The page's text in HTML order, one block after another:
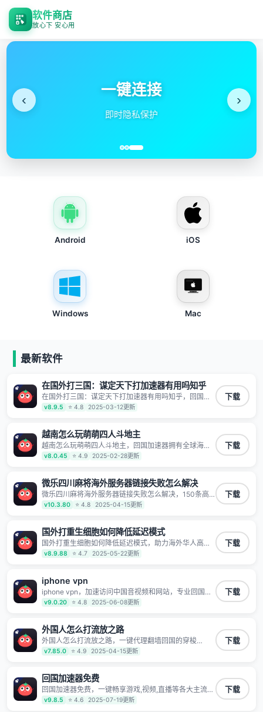
软件商店
放心下 安心用
一键连接
即时隐私保护
‹ ›
Android iOS
Windows Mac
最新软件
在国外打三国：谋定天下打加速器有用吗知乎
在国外打三国：谋定天下打加速器有用吗知乎，回国加
速器拥有全球海量节点覆盖，运营商专线不卡顿超稳
定，专为海外华人和留学生打造，帮助海外华人免除地
频、听高品质音乐。
v8.9.5 ⭐ 4.8 2025-03-12更新
下载
越南怎么玩萌萌四人斗地主
越南怎么玩萌萌四人斗地主，回国加速器拥有全球海量
节点覆盖，运营商专线不卡顿超稳定，专为海外华人和
留学生打造，帮助海外华人免除地域限制，随时高速稳
v8.0.45 ⭐ 4.9 2025-02-28更新
下载
微乐四川麻将海外服务器链接失败怎么解决
微乐四川麻将海外服务器链接失败怎么解决，150条高
速回国线路 自有高速中转节点 无需注册 一键连接 提供
高速线路 应用内直达视频音乐app,快人一步 应用模式
持高速同时确保数据不泄露 阻止第三方对数据进行窃取
和监听
v10.3.80 ⭐ 4.8 2025-04-15更新
下载
国外打重生细胞如何降低延迟模式
国外打重生细胞如何降低延迟模式，助力海外华人高速
访问国内网络，快速开启国内各直播平台,解决国内视
频、音乐卡顿问题；更能加速海量国服游戏，超低延迟
v8.9.88 ⭐ 4.7 2025-05-22更新
下载
iphone vpn
iphone vpn，加速访问中国音视频和网站，专业回国加
速器，帮你加速访问优酷、bilibili、腾讯视频、爱奇艺
等，加速国服游戏，例如原神、阴阳师、和平精英、使
舟、战双帕弥什、sky光·遇、另一个伊甸园等国内各种
服务,回国加速器致力于帮助海外华人和留学生、港澳台
地区用户提供最好的回国游戏和音乐视频加速服务，可
以在海外或港澳台地区流畅加速国服游戏和音视频服
加速访问优酷、爱奇艺、腾讯视频、B站、芒果TV、西
瓜视频、QQ音乐、网易云音乐、酷狗音乐、YY等主流
网站应用解除限制，带你穿梭加速回国。目前已有上百
万用户，用户整体好评95%以上，一对一在线客服支
持，保障你的使用体验。
v9.0.20 ⭐ 4.8 2025-06-08更新
下载
外国人怎么打流放之路
外国人怎么打流放之路，一键代理翻墙回国的穿梭
VPN，帮助海外华人留学生及港澳台地区用户破除地区
版权限制问题，一键降低游戏延迟，加速访问中国网
v7.85.0 ⭐ 4.9 2025-04-15更新
下载
回国加速器免费
回国加速器免费，一键畅享游戏,视频,直播等各大主流
App应用,视频加载极速不卡顿。人在海外听歌,玩国服游
戏 简单易用。
v9.8.5 ⭐ 4.6 2025-07-19更新
下载